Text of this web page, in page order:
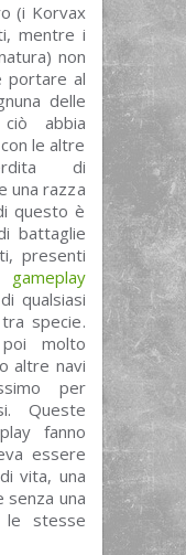
(i Korvax
mentre i
non
portare al
delle
abbia
le altre
di
una razza
questo è
battaglie
presenti
qualsiasi
specie.
molto
altre navi
per
Queste
fanno
essere
vita, una
senza una
le stesse